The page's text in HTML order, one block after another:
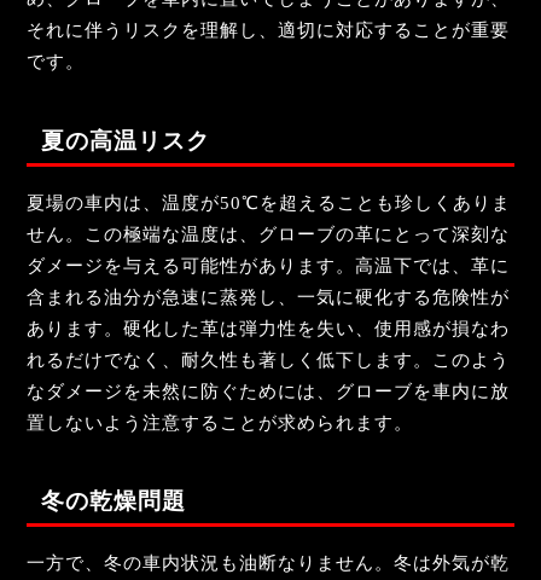
それに伴うリスクを理解し、適切に対応することが重要
です。
夏の高温リスク
夏場の車内は、温度が50℃を超えることも珍しくありま
せん。この極端な温度は、グローブの革にとって深刻な
ダメージを与える可能性があります。高温下では、革に
含まれる油分が急速に蒸発し、一気に硬化する危険性が
あります。硬化した革は弾力性を失い、使用感が損なわ
れるだけでなく、耐久性も著しく低下します。このよう
なダメージを未然に防ぐためには、グローブを車内に放
置しないよう注意することが求められます。
冬の乾燥問題
一方で、冬の車内状況も油断なりません。冬は外気が乾